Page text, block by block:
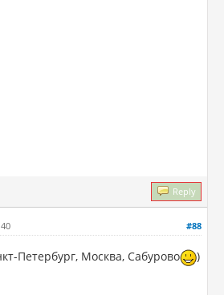
Reply
#88
Петербург, Москва, Сабурово )